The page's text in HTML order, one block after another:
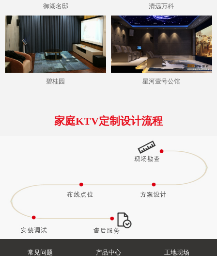
御湖名邸 清远万科
碧桂园 星河壹号公馆
家庭KTV定制设计流程
常见问题 产品中心 工地现场